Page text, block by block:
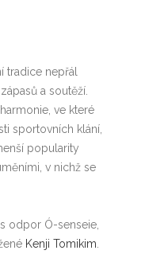
tradice nepřál
a soutěží.
ve které
sportovních klání,
popularity
v nichž se
odpor Ó-senseie,
Kenji Tomikim